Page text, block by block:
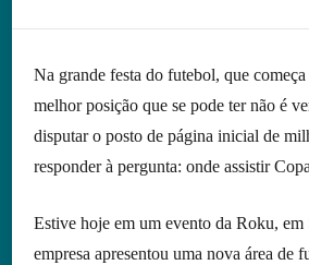
Na grande festa do futebol, que
melhor posição que se pode ter não é
disputar o posto de página inicial de
responder à pergunta: onde assistir
Estive hoje em um evento da Roku, em
empresa apresentou uma nova área de